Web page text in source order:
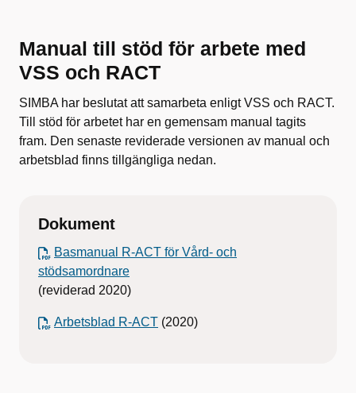
Manual till stöd för arbete med
VSS och RACT
SIMBA har beslutat att samarbeta enligt VSS och RACT.
Till stöd för arbetet har en gemensam manual tagits
fram. Den senaste reviderade versionen av manual och
arbetsblad finns tillgängliga nedan.
Dokument
Basmanual R-ACT för Vård- och
stödsamordnare
(reviderad 2020)
Arbetsblad R-ACT (2020)